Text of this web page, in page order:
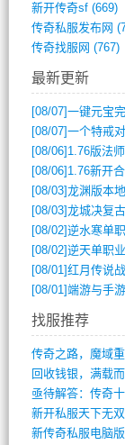
新开传奇sf(669)
传奇私服发布网
传奇找服网 (767)
最新更新
[08/07]一键元宝完成
[08/07]一个特戒对
[08/06] 1.76版法师
[08/06] 1.76新开
[08/03]龙渊版本地图坐
[08/03]龙城决复古
[08/02]逆水寒单职业存
[08/02]逆天单职业微端
[08/01]红月传说战神版
[08/01]端游与手游
找服推荐